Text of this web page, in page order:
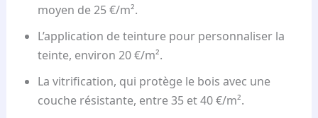
moyen de 25 €/m².
L’application de teinture pour personnaliser la
teinte, environ 20 €/m².
La vitrification, qui protège le bois avec une
couche résistante, entre 35 et 40 €/m².